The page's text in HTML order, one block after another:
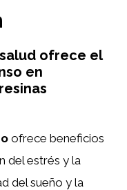
ofrece el
en
ofrece beneficios
del estrés y la
del sueño y la